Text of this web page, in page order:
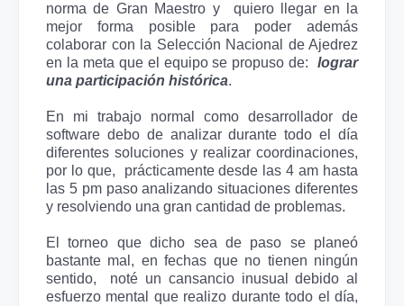
norma de Gran Maestro y  quiero llegar en la
mejor forma posible para poder además
colaborar con la Selección Nacional de Ajedrez
en la meta que el equipo se propuso de: lograr
una participación histórica.
En mi trabajo normal como desarrollador de
software debo de analizar durante todo el día
diferentes soluciones y realizar coordinaciones,
por lo que,  prácticamente desde las 4 am hasta
las 5 pm paso analizando situaciones diferentes
y resolviendo una gran cantidad de problemas.
El torneo que dicho sea de paso se planeó
bastante mal, en fechas que no tienen ningún
sentido,  noté un cansancio inusual debido al
esfuerzo mental que realizo durante todo el día,